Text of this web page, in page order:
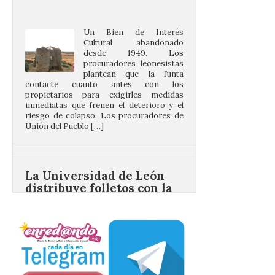
plantean que la Junta
contacte cuanto antes con los
propietarios para exigirles medidas
inmediatas que frenen el deterioro y el
riesgo de colapso. Los procuradores de
Unión del Pueblo […]
La Universidad de León
del eclipse solar que
organiza con la ESA y el
Ayuntamiento
Los materiales ya pueden
recogerse gratuitamente
en la Oficina de